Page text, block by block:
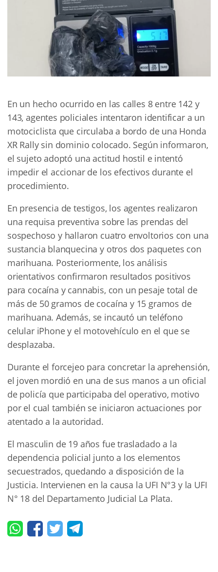
En un hecho ocurrido en las calles 8 entre 142 y
143, agentes policiales intentaron identificar a un
motociclista que circulaba a bordo de una Honda
XR Rally sin dominio colocado. Según informaron,
el sujeto adoptó una actitud hostil e intentó
impedir el accionar de los efectivos durante el
procedimiento.
En presencia de testigos, los agentes realizaron
una requisa preventiva sobre las prendas del
sospechoso y hallaron cuatro envoltorios con una
sustancia blanquecina y otros dos paquetes con
marihuana. Posteriormente, los análisis
orientativos confirmaron resultados positivos
para cocaína y cannabis, con un pesaje total de
más de 50 gramos de cocaína y 15 gramos de
marihuana. Además, se incautó un teléfono
celular iPhone y el motovehículo en el que se
desplazaba.
Durante el forcejeo para concretar la aprehensión,
el joven mordió en una de sus manos a un oficial
de policía que participaba del operativo, motivo
por el cual también se iniciaron actuaciones por
atentado a la autoridad.
El masculin de 19 años fue trasladado a la
dependencia policial junto a los elementos
secuestrados, quedando a disposición de la
Justicia. Intervienen en la causa la UFI N°3 y la UFI
N° 18 del Departamento Judicial La Plata.